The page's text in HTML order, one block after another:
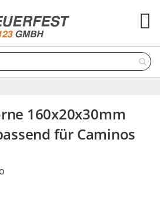
160x20x30mm
für Caminos